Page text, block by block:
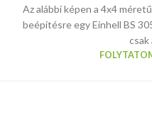
Az alábbi képen a 4x4
beépítésre egy Einhell BS
csak